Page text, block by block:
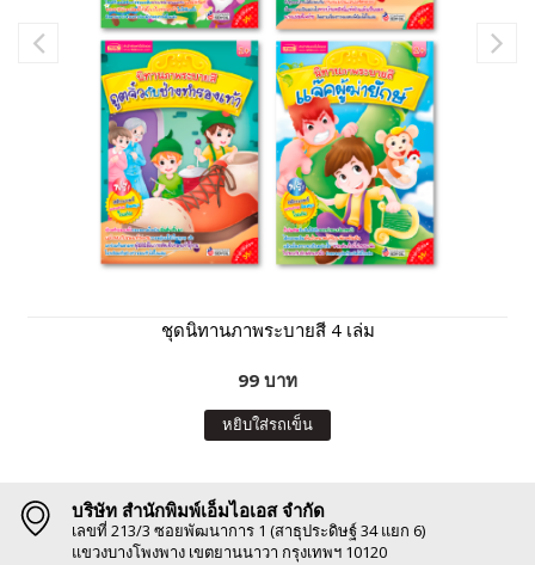
ชุดนิทานภาพระบายสี 4 เล่ม
99 บาท
หยิบใส่รถเข็น
บริษัท สำนักพิมพ์เอ็มไอเอส จำกัด
เลขที่ 213/3 ซอยพัฒนาการ 1 (สาธุประดิษฐ์ 34 แยก 6)
แขวงบางโพงพาง เขตยานนาวา กรุงเทพฯ 10120